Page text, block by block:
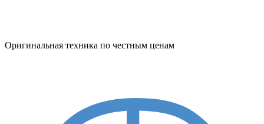
Оригинальная техника по честным ценам